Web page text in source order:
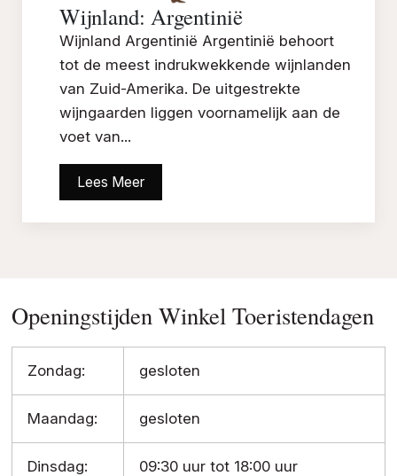
Wijnland: Argentinië
Wijnland Argentinië Argentinië behoort
tot de meest indrukwekkende wijnlanden
van Zuid-Amerika. De uitgestrekte
wijngaarden liggen voornamelijk aan de
voet van...
Lees Meer
Openingstijden Winkel Toeristendagen
Zondag: gesloten
Maandag: gesloten
Dinsdag: 09:30 uur tot 18:00 uur